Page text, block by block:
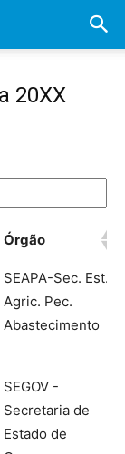
20XX
Órgão
Órgão
SEAPA-Sec. Est.
Agric. Pec.
Abastecimento
SEGOV -
Secretaria de
Estado de